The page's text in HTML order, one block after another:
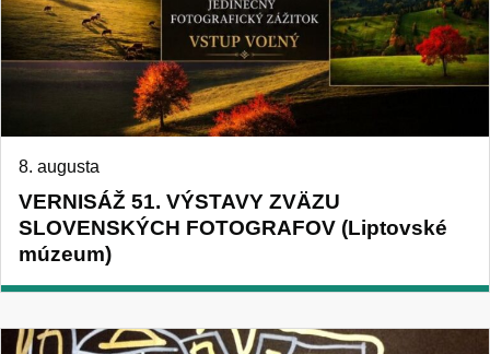
VERNISÁŽ 51. VÝSTAVY ZVÄZU
SLOVENSKÝCH FOTOGRAFOV (Liptovské
múzeum)
8. augusta